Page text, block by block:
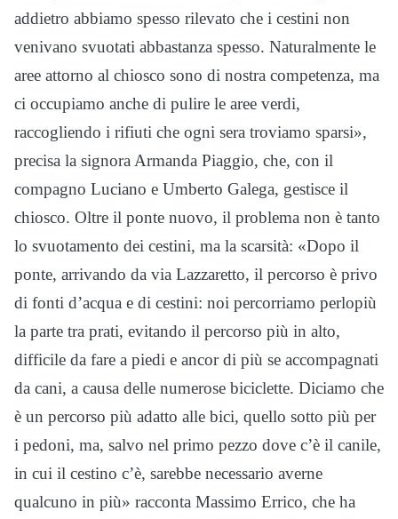
addietro abbiamo spesso rilevato che i cestini non
venivano svuotati abbastanza spesso. Naturalmente le
aree attorno al chiosco sono di nostra competenza, ma
ci occupiamo anche di pulire le aree verdi,
raccogliendo i rifiuti che ogni sera troviamo sparsi»,
precisa la signora Armanda Piaggio, che, con il
compagno Luciano e Umberto Galega, gestisce il
chiosco. Oltre il ponte nuovo, il problema non è tanto
lo svuotamento dei cestini, ma la scarsità: «Dopo il
ponte, arrivando da via Lazzaretto, il percorso è privo
di fonti d’acqua e di cestini: noi percorriamo perlopiù
la parte tra prati, evitando il percorso più in alto,
difficile da fare a piedi e ancor di più se accompagnati
da cani, a causa delle numerose biciclette. Diciamo che
è un percorso più adatto alle bici, quello sotto più per
i pedoni, ma, salvo nel primo pezzo dove c’è il canile,
in cui il cestino c’è, sarebbe necessario averne
qualcuno in più» racconta Massimo Errico, che ha